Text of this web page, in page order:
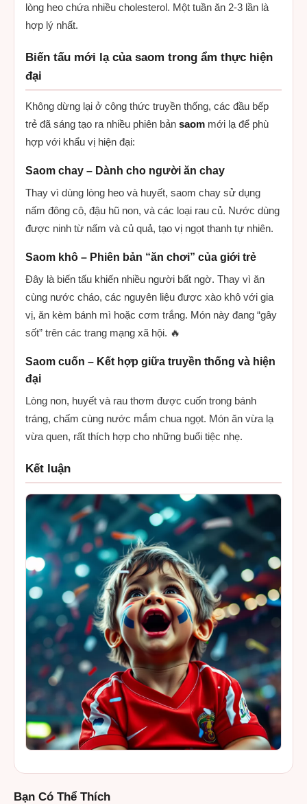
lòng heo chứa nhiều cholesterol. Một tuần ăn 2-3 lần là
hợp lý nhất.
Biến tấu mới lạ của saom trong ẩm thực hiện
đại
Không dừng lại ở công thức truyền thống, các đầu bếp
trẻ đã sáng tạo ra nhiều phiên bản saom mới lạ để phù
hợp với khẩu vị hiện đại:
Saom chay – Dành cho người ăn chay
Thay vì dùng lòng heo và huyết, saom chay sử dụng
nấm đông cô, đậu hũ non, và các loại rau củ. Nước dùng
được ninh từ nấm và củ quả, tạo vị ngọt thanh tự nhiên.
Saom khô – Phiên bản “ăn chơi” của giới trẻ
Đây là biến tấu khiến nhiều người bất ngờ. Thay vì ăn
cùng nước cháo, các nguyên liệu được xào khô với gia
vị, ăn kèm bánh mì hoặc cơm trắng. Món này đang “gây
sốt” trên các trang mạng xã hội. 🔥
Saom cuốn – Kết hợp giữa truyền thống và hiện
đại
Lòng non, huyết và rau thơm được cuốn trong bánh
tráng, chấm cùng nước mắm chua ngọt. Món ăn vừa lạ
vừa quen, rất thích hợp cho những buổi tiệc nhẹ.
Kết luận
Bạn Có Thể Thích